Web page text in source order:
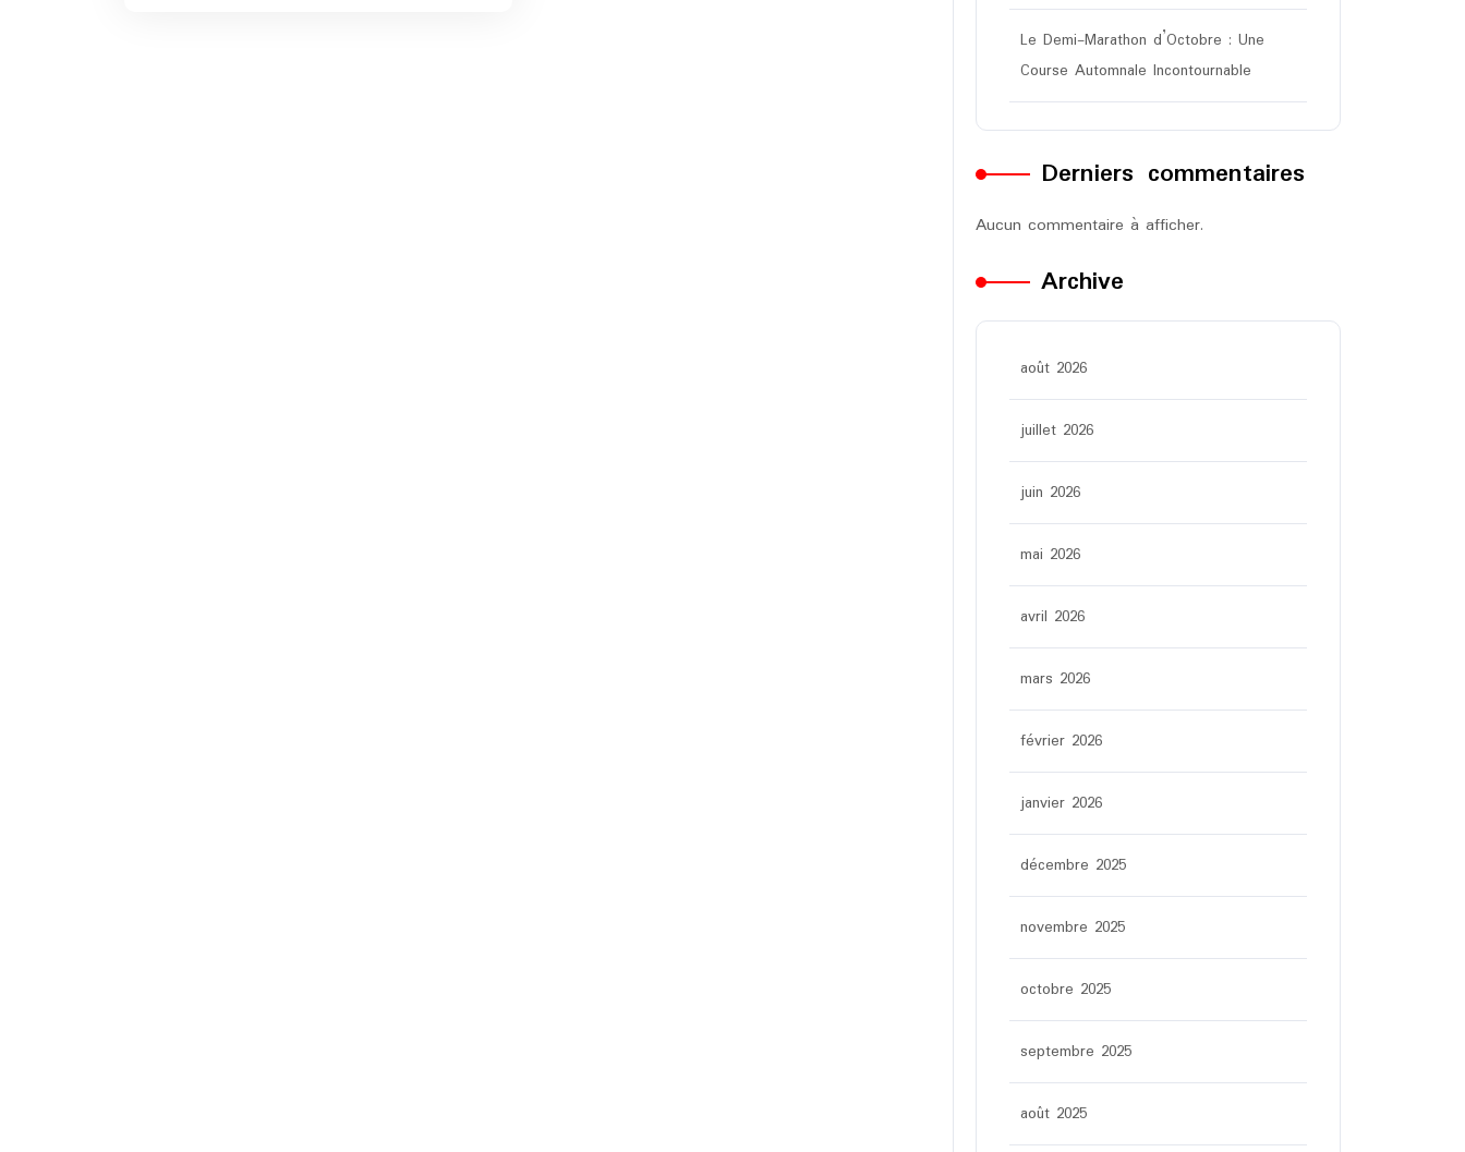
Le Demi-Marathon d’Octobre : Une
Course Automnale Incontournable
Derniers commentaires
Aucun commentaire à afficher.
Archive
août 2026
juillet 2026
juin 2026
mai 2026
avril 2026
mars 2026
février 2026
janvier 2026
décembre 2025
novembre 2025
octobre 2025
septembre 2025
août 2025